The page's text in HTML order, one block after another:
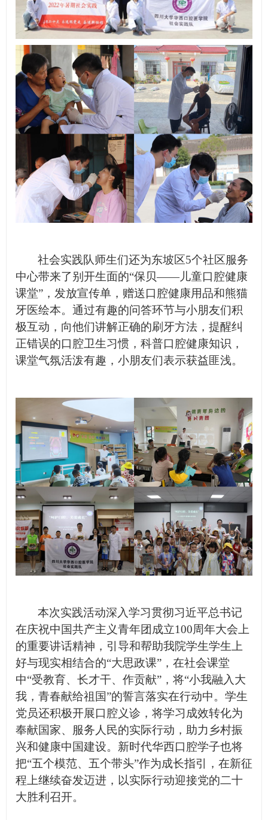
社会实践队师生们还为东坡区5个社区服务
中心带来了别开生面的“保贝——儿童口腔健康
课堂”，发放宣传单，赠送口腔健康用品和熊猫
牙医绘本。通过有趣的问答环节与小朋友们积
极互动，向他们讲解正确的刷牙方法，提醒纠
正错误的口腔卫生习惯，科普口腔健康知识，
课堂气氛活泼有趣，小朋友们表示获益匪浅。
本次实践活动深入学习贯彻习近平总书记
在庆祝中国共产主义青年团成立100周年大会上
的重要讲话精神，引导和帮助我院学生学生上
好与现实相结合的“大思政课”，在社会课堂
中“受教育、长才干、作贡献”，将“小我融入大
我，青春献给祖国”的誓言落实在行动中。学生
党员还积极开展口腔义诊，将学习成效转化为
奉献国家、服务人民的实际行动，助力乡村振
兴和健康中国建设。新时代华西口腔学子也将
把“五个模范、五个带头”作为成长指引，在新征
程上继续奋发迈进，以实际行动迎接党的二十
大胜利召开。